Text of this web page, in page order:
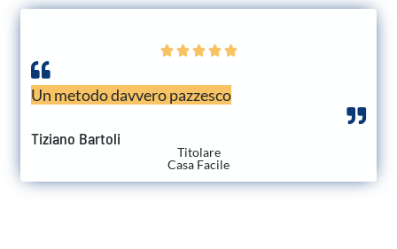
    
Un metodo davvero pazzesco
Tiziano Bartoli
Titolare
Casa Facile